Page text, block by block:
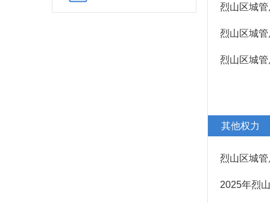
烈山区城
烈山区城
烈山区城
其他权力
烈山区城
2025年烈